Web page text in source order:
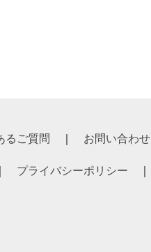
るご質問 お問い合わせ
プライバシーポリシー